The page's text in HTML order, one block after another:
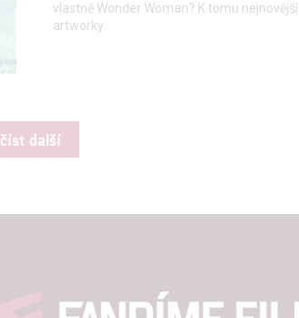
vlastně Wonder Woman? K tomu nejnovější
artworky.
číst další